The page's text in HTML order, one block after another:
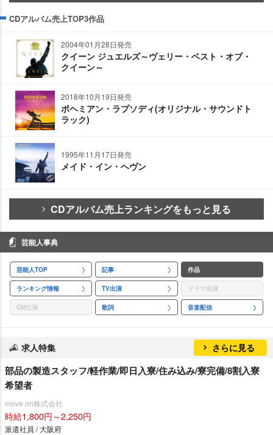
CDアルバム売上TOP3作品
2004年01月28日発売
クイーン ジュエルズ～ヴェリー・ベスト・オブ・
クイーン～
2018年10月19日発売
ボヘミアン・ラプソディ(オリジナル・サウンドト
ラック)
1995年11月17日発売
メイド・イン・ヘヴン
CDアルバム売上ランキングをもっと見る
芸能人事典
芸能人TOP 記事 作品
ランキング情報 TV出演 ドラマ出演
CM出演 歌詞 音楽配信
求人特集 さらに見る
部品の製造スタッフ/軽作業/即日入寮/住み込み/寮完備/8割入寮
希望者
move on株式会社
時給1,800円～2,250円
派遣社員 / 大阪府